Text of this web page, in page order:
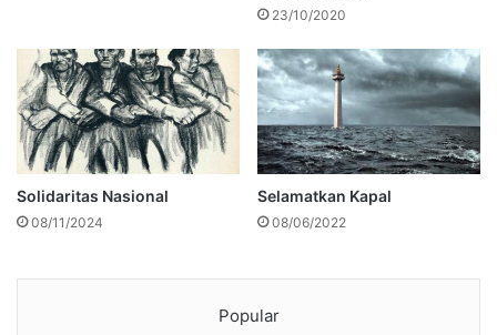
23/10/2020
Solidaritas Nasional
08/11/2024
Selamatkan Kapal
08/06/2022
Popular